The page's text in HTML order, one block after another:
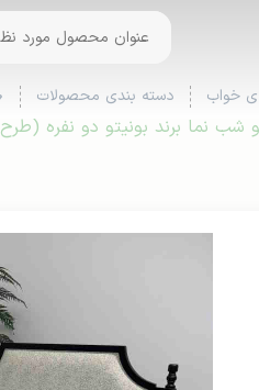
خواب دسته بندی محصولات
شب نما برند بونیتو دو نفره (طرح 4)